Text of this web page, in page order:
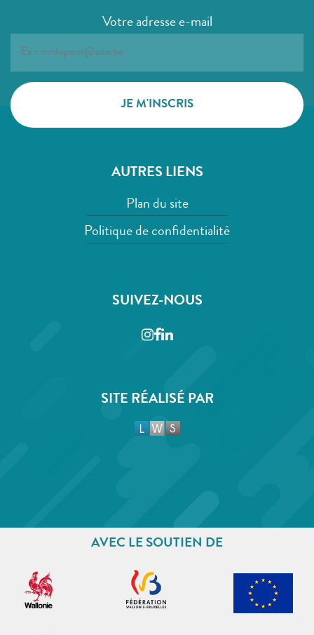
Votre adresse e-mail
AUTRES LIENS
Plan du site
Politique de confidentialité
SUIVEZ-NOUS
Instagram
Facebook
LinkedIn
SITE RÉALISÉ PAR
AVEC LE SOUTIEN DE